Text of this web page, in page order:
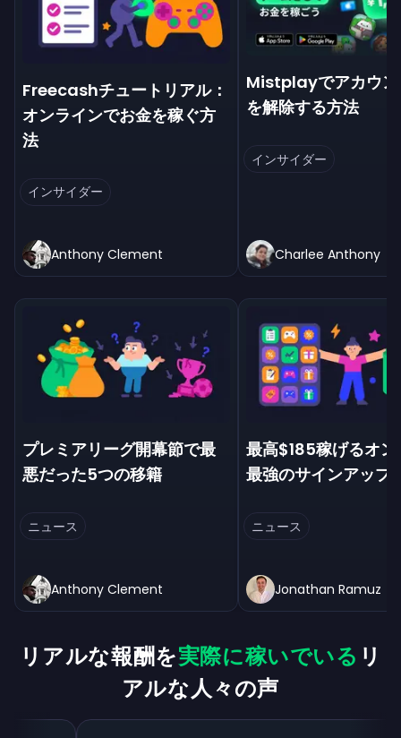
Freecashチュートリアル：
オンラインでお金を稼ぐ方
法
インサイダー
Anthony Clement
Mistplayでアカウン
を解除する方法
インサイダー
Charlee Anthony
プレミアリーグ開幕節で最
悪だった5つの移籍
ニュース
Anthony Clement
最高$185稼げるオン
最強のサインアップ
ニュース
Jonathan Ramuz
リアルな報酬を実際に稼いでいる リ
アルな人々の声